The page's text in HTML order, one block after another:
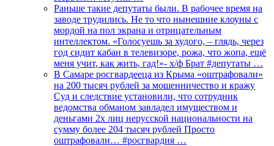
Раньше такие депутаты были. В рабочее время на
заводе трудились. Не то что нынешние клоуны с
мордой на пол экрана и отрицательным
интеллектом. «Голосуешь за худого, – глядь, через
год сидит кабан в телевизоре, рожа, что жопа, ещё
меня учит, как жить, гад!»- х/ф Брат #депутаты …
В Самаре росгвардееца из Крыма «оштрафовали»
на 200 тысяч рублей за мошенничество и кражу
Суд и следствие установили, что сотрудник
ведомства обманом завладел имуществом и
деньгами 2х лиц нерусской национальности на
сумму более 204 тысяч рублей Просто
оштрафовали… #росгвардия …